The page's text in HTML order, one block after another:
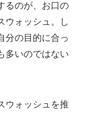
るのが、お口の
ウォッシュ。し
分の目的に合っ
多いのではない
ウォッシュを推